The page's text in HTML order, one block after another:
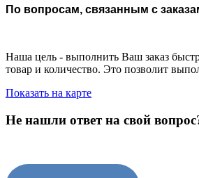
По вопросам, связанным с
Наша цель - выполнить Ваш заказ
товар и количество. Это позволит
Показать на карте
Не нашли ответ на свой